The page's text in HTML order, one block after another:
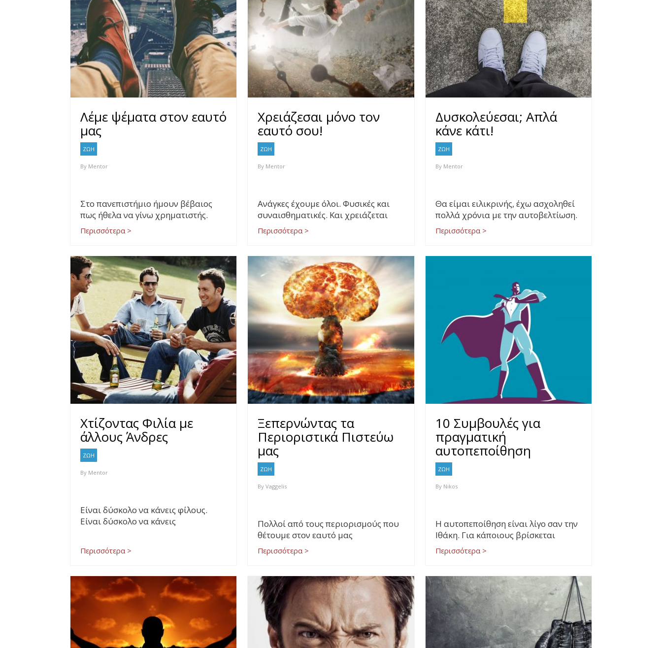
Λέμε ψέματα στον εαυτό
μας
ΖΩΗ
By Mentor
Στο πανεπιστήμιο ήμουν βέβαιος
πως ήθελα να γίνω χρηματιστής.
Περισσότερα >
Χρειάζεσαι μόνο τον
εαυτό σου!
ΖΩΗ
By Mentor
Ανάγκες έχουμε όλοι. Φυσικές και
συναισθηματικές. Και χρειάζεται
Περισσότερα >
Δυσκολεύεσαι; Απλά
κάνε κάτι!
ΖΩΗ
By Mentor
Θα είμαι ειλικρινής, έχω ασχοληθεί
πολλά χρόνια με την αυτοβελτίωση.
Περισσότερα >
Χτίζοντας Φιλία με
άλλους Άνδρες
ΖΩΗ
By Mentor
Είναι δύσκολο να κάνεις φίλους.
Είναι δύσκολο να κάνεις
Περισσότερα >
Ξεπερνώντας τα
Περιοριστικά Πιστεύω
μας
ΖΩΗ
ByVaggelis
Πολλοί από τους περιορισμούς που
θέτουμε στον εαυτό μας
Περισσότερα >
10 Συμβουλές για
πραγματική
αυτοπεποίθηση
ΖΩΗ
By Nikos
Η αυτοπεποίθηση είναι λίγο σαν την
Ιθάκη. Για κάποιους βρίσκεται
Περισσότερα >